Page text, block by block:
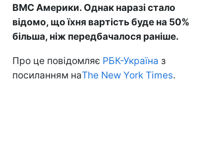
ВМС Америки. Однак наразі стало
відомо, що їхня вартість буде на 50%
більша, ніж передбачалося раніше.
Про це повідомляє РБК-Україна з
посиланням наThe New York Times.